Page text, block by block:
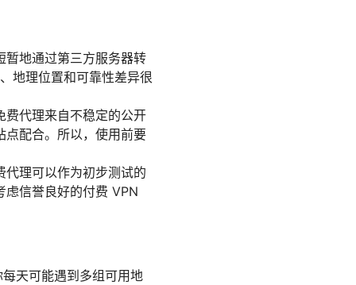
暂地通过第三方服务器转
地理位置和可靠性差异很
费代理来自不稳定的公开
点配合。所以，使用前要
理可以作为初步测试的
虑信誉良好的付费 VPN
天可能遇到多组可用地